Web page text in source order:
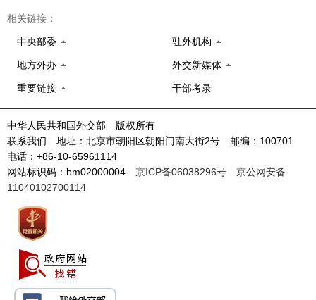
相关链接：
中央部委 驻外机构
地方外办 外交新媒体
重要链接 干部考录
中华人民共和国外交部 版权所有
联系我们 地址：北京市朝阳区朝阳门南大街2号 邮编：100701
电话：+86-10-65961114
网站标识码：bm02000004 京ICP备06038296号
京公网安备
11040102700114